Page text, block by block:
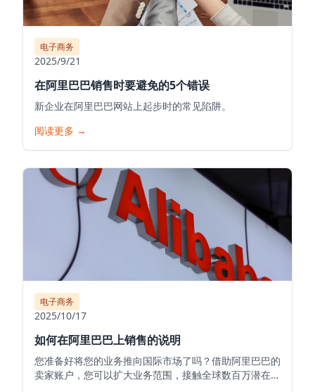
电子商务
2025/9/21
在阿里巴巴销售时要避免的5个错误
新企业在阿里巴巴网站上起步时的常见陷阱。
阅读更多 →
电子商务
2025/10/17
如何在阿里巴巴上销售的说明
您准备好将您的业务推向国际市场了吗？借助阿里巴巴的
卖家账户，您可以扩大业务范围，接触全球数百万潜在客